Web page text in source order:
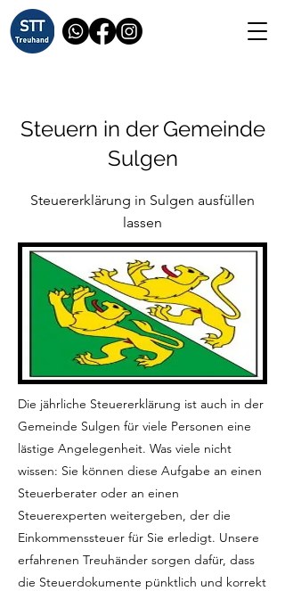
Steuern in der Gemeinde
Sulgen
Steuererklärung in Sulgen ausfüllen
lassen
Die jährliche Steuererklärung ist auch in der
Gemeinde Sulgen für viele Personen eine
lästige Angelegenheit. Was viele nicht
wissen: Sie können diese Aufgabe an einen
Steuerberater oder an einen
Steuerexperten weitergeben, der die
Einkommenssteuer für Sie erledigt. Unsere
erfahrenen Treuhänder sorgen dafür, dass
die Steuerdokumente pünktlich und korrekt